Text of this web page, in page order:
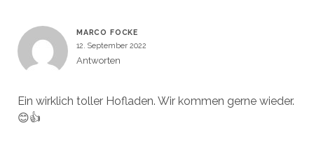
MARCO FOCKE
12. September 2022
Antworten
Ein wirklich toller Hofladen. Wir kommen gerne wieder.
😊👍